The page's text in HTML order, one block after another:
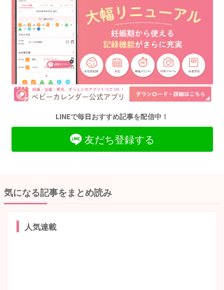
LINEで毎日おすすめ記事を配信中！
友だち登録する
気になる記事をまとめ読み
人気連載